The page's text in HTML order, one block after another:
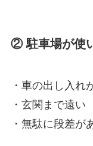
② 駐車場が使
・車の出し入れ
・玄関まで遠い
・無駄に段差が